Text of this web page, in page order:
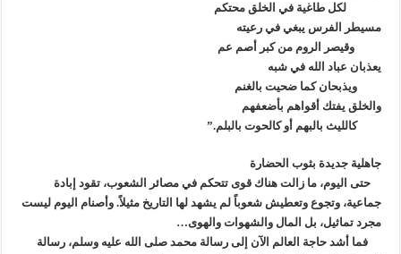
لكل طاغية في الخلق محتكم
مسيطر الفرس يبغي في رعيته
وقيصر الروم من كبر أصم عم
يعذبان عباد الله في شبه
ويذبحان كما ضحيت بالغنم
والخلق يفتك أقواهم بأضعفهم
كالليث بالبهم أو كالحوت بالبلم.”
جاهلية جديدة بثوب الحضارة
حتى اليوم، ما زالت هناك قوى تتحكم في مصائر الشعوب، تقود إبادة
جماعية، وتجوع وتعطيش شعوباً لم يشهد لها التاريخ مثيلاً. وأصنام اليوم ليست
مجرد تماثيل، بل المال والشهوات والهوى…
فما أشد حاجة العالم الآن إلى رسالة محمد صلى الله عليه وسلم، رسالة